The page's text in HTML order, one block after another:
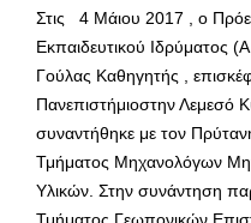
Στις 4 Μάιου 2017 , ο
Εκπαιδευτικού Ιδρύματος
Γούλας Καθηγητής ,
Πανεπιστήμιοστην
συναντήθηκε με τον
Τμήματος Μηχανολόγων
Υλικών. Στην συνάντηση
Τμήματος Γεωπονικών